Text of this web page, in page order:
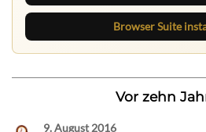
Browser Suite
Vor zehn
9. August 2016